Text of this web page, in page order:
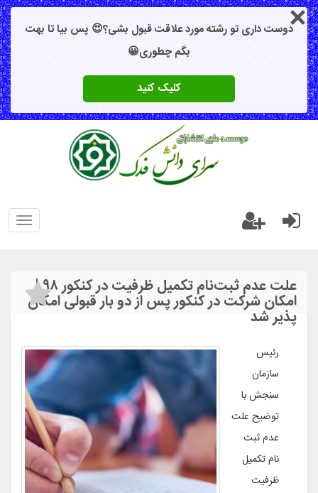
دوست داری تو رشته مورد علاقت قبول بشی؟😍 پس بیا تا بهت
بگم چطوری😀
کلیک کنید
علت عدم ثبت‌نام تکمیل ظرفیت در کنکور ۹۸ |
امکان شرکت در کنکور پس از دو بار قبولی امکان
پذیر شد
رئیس
سازمان
سنجش با
توضیح علت
عدم ثبت‌
نام تکمیل
ظرفیت